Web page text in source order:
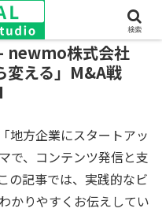
newmo株式会社
変える」M&A戦
地方企業にスタートアッ
で、コンテンツ発信と支
の記事では、実践的なビ
かりやすくお伝えしてい
検索